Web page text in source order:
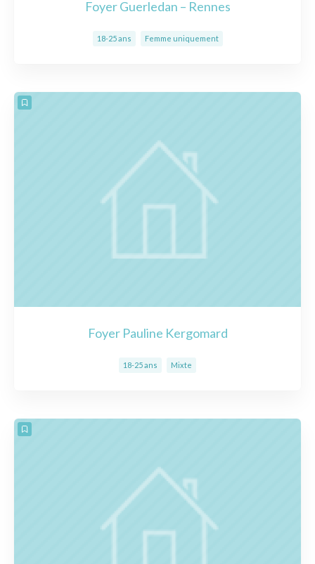
Foyer Guerledan – Rennes
18-25 ans Femme uniquement
Foyer Pauline Kergomard
18-25 ans Mixte